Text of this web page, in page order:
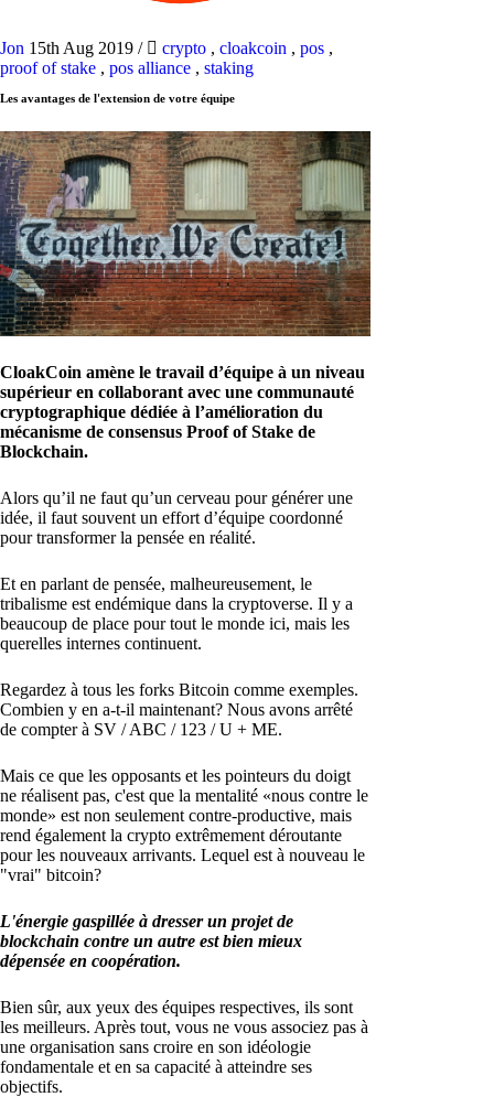
Jon 15th Aug 2019 / crypto , cloakcoin , pos ,
proof of stake , pos alliance , staking
Les avantages de l'extension de votre équipe
CloakCoin amène le travail d’équipe à un niveau
supérieur en collaborant avec une communauté
cryptographique dédiée à l’amélioration du
mécanisme de consensus Proof of Stake de
Blockchain.
Alors qu’il ne faut qu’un cerveau pour générer une
idée, il faut souvent un effort d’équipe coordonné
pour transformer la pensée en réalité.
Et en parlant de pensée, malheureusement, le
tribalisme est endémique dans la cryptoverse. Il y a
beaucoup de place pour tout le monde ici, mais les
querelles internes continuent.
Regardez à tous les forks Bitcoin comme exemples.
Combien y en a-t-il maintenant? Nous avons arrêté
de compter à SV / ABC / 123 / U + ME.
Mais ce que les opposants et les pointeurs du doigt
ne réalisent pas, c'est que la mentalité «nous contre le
monde» est non seulement contre-productive, mais
rend également la crypto extrêmement déroutante
pour les nouveaux arrivants. Lequel est à nouveau le
"vrai" bitcoin?
L'énergie gaspillée à dresser un projet de
blockchain contre un autre est bien mieux
dépensée en coopération.
Bien sûr, aux yeux des équipes respectives, ils sont
les meilleurs. Après tout, vous ne vous associez pas à
une organisation sans croire en son idéologie
fondamentale et en sa capacité à atteindre ses
objectifs.